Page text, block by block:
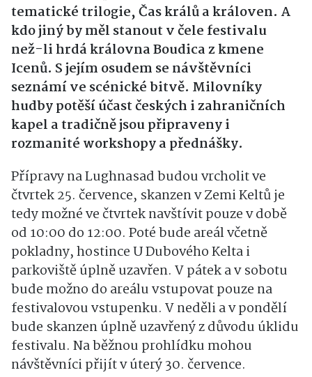
tematické trilogie, Čas králů a královen. A
kdo jiný by měl stanout v čele festivalu
než-li hrdá královna Boudica z kmene
Icenů. S jejím osudem se návštěvníci
seznámí ve scénické bitvě. Milovníky
hudby potěší účast českých i zahraničních
kapel a tradičně jsou připraveny i
rozmanité workshopy a přednášky.
Přípravy na Lughnasad budou vrcholit ve
čtvrtek 25. července, skanzen v Zemi Keltů je
tedy možné ve čtvrtek navštívit pouze v době
od 10:00 do 12:00. Poté bude areál včetně
pokladny, hostince U Dubového Kelta i
parkoviště úplně uzavřen. V pátek a v sobotu
bude možno do areálu vstupovat pouze na
festivalovou vstupenku. V neděli a v pondělí
bude skanzen úplně uzavřený z důvodu úklidu
festivalu. Na běžnou prohlídku mohou
návštěvníci přijít v úterý 30. července.